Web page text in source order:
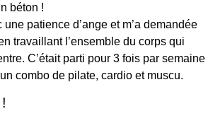
béton !
une patience d’ange et m’a demandée
travaillant l’ensemble du corps qui
C’était parti pour 3 fois par semaine
combo de pilate, cardio et muscu.